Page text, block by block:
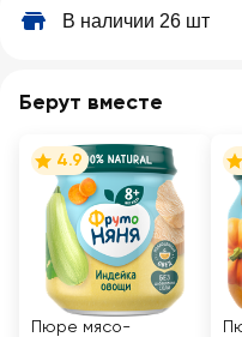
В наличии 26 шт
Берут вместе
4.9
Пюре мясо-